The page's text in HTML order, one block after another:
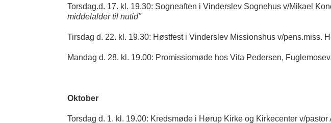
Torsdag.d. 17. kl. 19.30: Sogneaften i Vinderslev Sognehus v/Mikael
middelalder til nutid"
Tirsdag d. 22. kl. 19.30: Høstfest i Vinderslev Missionshus v/pens.miss.
Mandag d. 28. kl. 19.00: Promissiomøde hos Vita Pedersen,
Oktober
Torsdag d. 1. kl. 19.00: Kredsmøde i Hørup Kirke og Kirkecenter v/